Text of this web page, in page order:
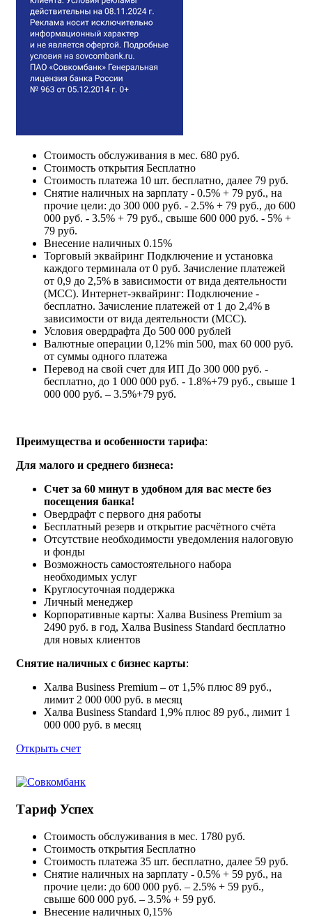
Стоимость обслуживания в мес. 680 руб.
Стоимость открытия Бесплатно
Стоимость платежа 10 шт. бесплатно, далее 79 руб.
Снятие наличных на зарплату - 0.5% + 79 руб., на
прочие цели: до 300 000 руб. - 2.5% + 79 руб., до 600
000 руб. - 3.5% + 79 руб., свыше 600 000 руб. - 5% +
79 руб.
Внесение наличных 0.15%
Торговый эквайринг Подключение и установка
каждого терминала от 0 руб. Зачисление платежей
от 0,9 до 2,5% в зависимости от вида деятельности
(МСС). Интернет-эквайринг: Подключение -
бесплатно. Зачисление платежей от 1 до 2,4% в
зависимости от вида деятельности (МСС).
Условия овердрафта До 500 000 рублей
Валютные операции 0,12% min 500, max 60 000 руб.
от суммы одного платежа
Перевод на свой счет для ИП До 300 000 руб. -
бесплатно, до 1 000 000 руб. - 1.8%+79 руб., свыше 1
000 000 руб. – 3.5%+79 руб.
Преимущества и особенности тарифа:
Для малого и среднего бизнеса:
Счет за 60 минут в удобном для вас месте без
посещения банка!
Овердрафт с первого дня работы
Бесплатный резерв и открытие расчётного счёта
Отсутствие необходимости уведомления налоговую
и фонды
Возможность самостоятельного набора
необходимых услуг
Круглосуточная поддержка
Личный менеджер
Корпоративные карты: Халва Business Premium за
2490 руб. в год, Халва Business Standard бесплатно
для новых клиентов
Снятие наличных с бизнес карты:
Халва Business Premium – от 1,5% плюс 89 руб.,
лимит 2 000 000 руб. в месяц
Халва Business Standard 1,9% плюс 89 руб., лимит 1
000 000 руб. в месяц
Открыть счет
Тариф Успех
Стоимость обслуживания в мес. 1780 руб.
Стоимость открытия Бесплатно
Стоимость платежа 35 шт. бесплатно, далее 59 руб.
Снятие наличных на зарплату - 0.5% + 59 руб., на
прочие цели: до 600 000 руб. – 2.5% + 59 руб.,
свыше 600 000 руб. – 3.5% + 59 руб.
Внесение наличных 0,15%